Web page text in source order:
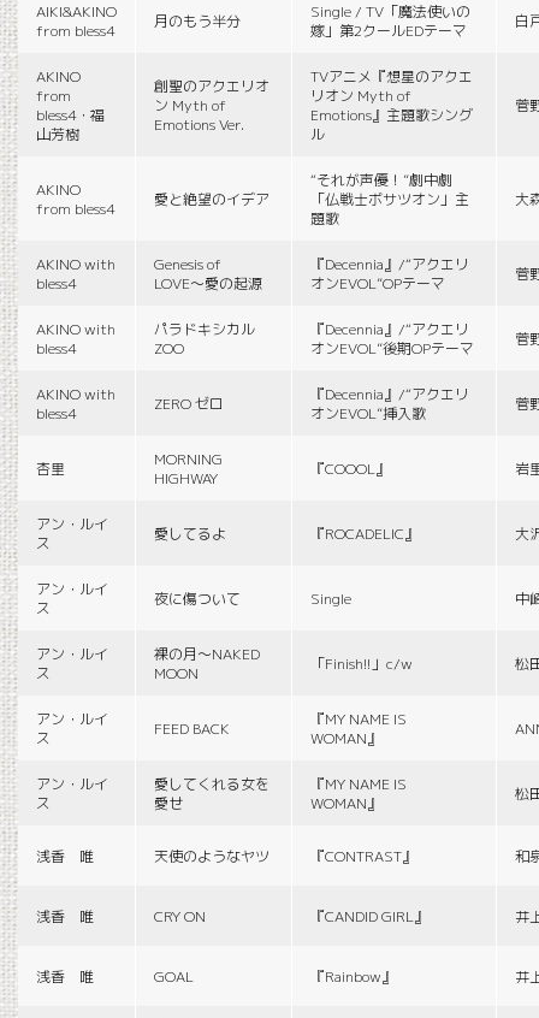
AIKI&AKINO
from bless4
月のもう半分
Single / TV「魔法使いの
嫁」第2クールEDテーマ
白
AKINO
from
bless4・福
山芳樹
創聖のアクエリオ
ン Myth of
Emotions Ver.
TVアニメ『想星のアクエ
リオン Myth of
Emotions』主題歌シング
ル
菅
AKINO
from bless4
愛と絶望のイデア
“それが声優！”劇中劇
「仏戦士ボサツオン」主
題歌
大
AKINO with
bless4
Genesis of
LOVE〜愛の起源
『Decennia』/“アクエリ
オンEVOL”OPテーマ
菅
AKINO with
bless4
パラドキシカル
ZOO
『Decennia』/“アクエリ
オンEVOL”後期OPテーマ
菅
AKINO with
bless4
ZERO ゼロ
『Decennia』/“アクエリ
オンEVOL”挿入歌
菅
杏里
MORNING
HIGHWAY
『COOOL』 岩
アン・ルイ
ス
愛してるよ 『ROCADELIC』 大
アン・ルイ
ス
夜に傷ついて Single 中
アン・ルイ
ス
裸の月〜NAKED
MOON
「Finish!!」c/w 松
アン・ルイ
ス
FEED BACK
『MY NAME IS
WOMAN』
アン・ルイ
ス
愛してくれる女を
愛せ
『MY NAME IS
WOMAN』
松
浅香 唯 天使のようなヤツ 『CONTRAST』 和
浅香 唯 CRY ON 『CANDID GIRL』 井
浅香 唯 GOAL 『Rainbow』 井